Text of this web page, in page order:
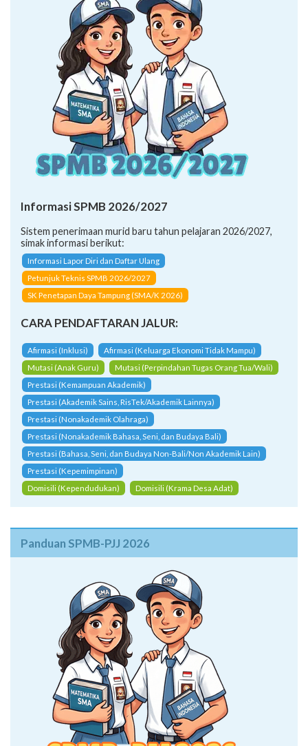
Informasi SPMB 2026/2027
Sistem penerimaan murid baru tahun pelajaran 2026/2027,
simak informasi berikut:
Informasi Lapor Diri dan Daftar Ulang
Petunjuk Teknis SPMB 2026/2027
SK Penetapan Daya Tampung (SMA/K 2026)
CARA PENDAFTARAN JALUR:
Afirmasi (Inklusi)
Afirmasi (Keluarga Ekonomi Tidak Mampu)
Mutasi (Anak Guru)
Mutasi (Perpindahan Tugas Orang Tua/Wali)
Prestasi (Kemampuan Akademik)
Prestasi (Akademik Sains, RisTek/Akademik Lainnya)
Prestasi (Nonakademik Olahraga)
Prestasi (Nonakademik Bahasa, Seni, dan Budaya Bali)
Prestasi (Bahasa, Seni, dan Budaya Non-Bali/Non Akademik Lain)
Prestasi (Kepemimpinan)
Domisili (Kependudukan)
Domisili (Krama Desa Adat)
Panduan SPMB-PJJ 2026